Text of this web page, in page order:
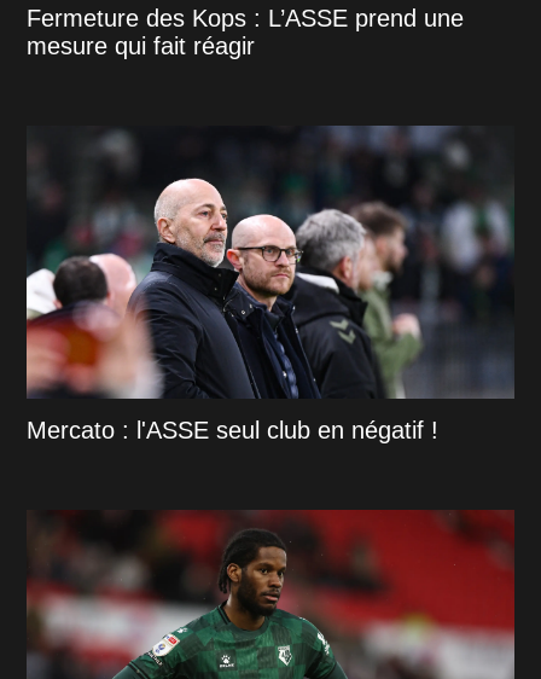
Fermeture des Kops : L’ASSE prend une
mesure qui fait réagir
Mercato : l'ASSE seul club en négatif !